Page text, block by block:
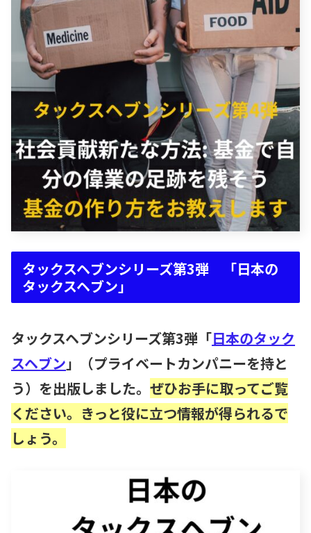
タックスヘブンシリーズ第3弾 「日本の
タックスヘブン」
タックスヘブンシリーズ第3弾「日本のタック
スヘブン」（プライベートカンパニーを持と
う）を出版しました。 ぜひお手に取ってご覧
ください。きっと役に立つ情報が得られるで
しょう。